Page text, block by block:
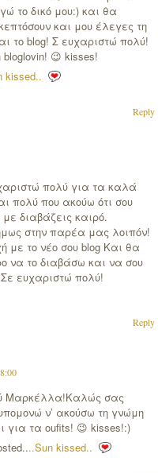
το δικό μου:) και θα
και μου έλεγες τη
το blog! Σ ευχαριστώ πολύ!
bloglovin! 😉 kisses!
kissed..
Reply
πολύ για τα καλά
πολύ που ακούω ότι σου
διαβάζεις καιρό.
στην παρέα μας λοιπόν!
με το νέο σου blog Και θα
να το διαβάσω και να σου
ευχαριστώ πολύ!
Reply
Μαρκέλλα!Καλώς σας
ν’ ακούσω τη γνώμη
για τα oufits! 😉 kisses!:)
..Sun kissed..